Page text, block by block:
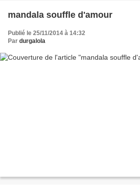
mandala souffle d'amour
Publié le 25/11/2014 à 14:32
Par durgalola